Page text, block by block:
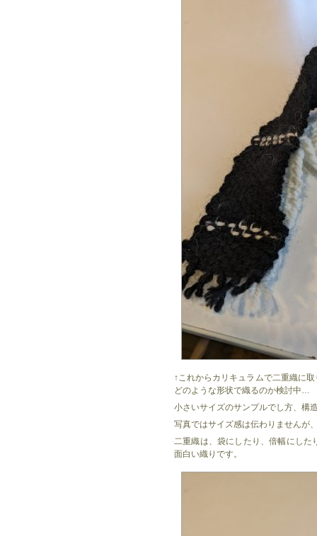
↑これからカリキュラムで二重織に
どのような形状で織るのか検討中…
小さいサイズのサンプルでし方、構
写真ではサイズ感は伝わりませんが
二重織は、袋にしたり、倍幅にした
面白い織りです。